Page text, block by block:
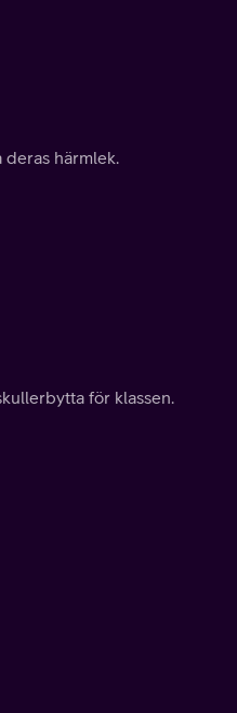
härmlek.
för klassen.